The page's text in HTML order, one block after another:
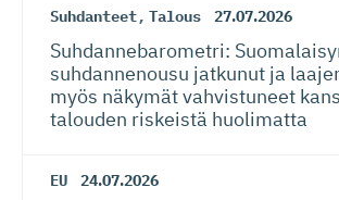
Suhdanteet, Talous 27.07.2026
Suhdanneba­ro­metri:
suhdannenousu jatkunut ja
myös näkymät vahvistuneet
talouden riskeistä huolimatta
EU 24.07.2026